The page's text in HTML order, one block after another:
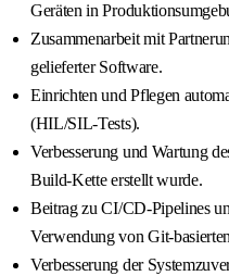
Geräten in
Zusammenarbeit mit
gelieferter Software.
Einrichten und Pflegen
(HIL/SIL-Tests).
Verbesserung und Wartung
Build-Kette erstellt wurde.
Beitrag zu CI/CD-Pipelines
Verwendung von Git-
Verbesserung der